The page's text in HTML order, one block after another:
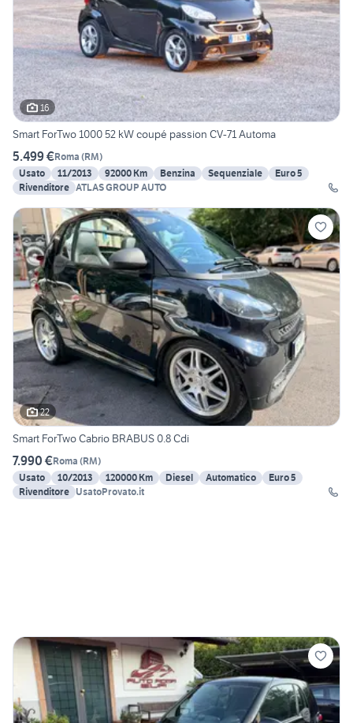
16
Smart ForTwo 1000 52 kW coupé passion CV-71 Automa
5.499 €Roma (RM)
Usato
11/2013 92000 Km Benzina Sequenziale
Euro 5
Rivenditore ATLAS GROUP AUTO
22
Smart ForTwo Cabrio BRABUS 0.8 Cdi
7.990 €Roma (RM)
Usato
10/2013 120000 Km Diesel Automatico
Euro 5
Rivenditore UsatoProvato.it